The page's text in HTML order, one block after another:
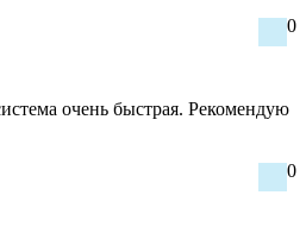
0
очень быстрая. Рекомендую
0